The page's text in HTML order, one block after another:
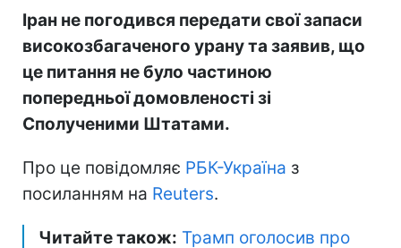
Іран не погодився передати свої запаси
високозбагаченого урану та заявив, що
це питання не було частиною
попередньої домовленості зі
Сполученими Штатами.
Про це повідомляє РБК-Україна з
посиланням на Reuters.
Читайте також: Трамп оголосив про